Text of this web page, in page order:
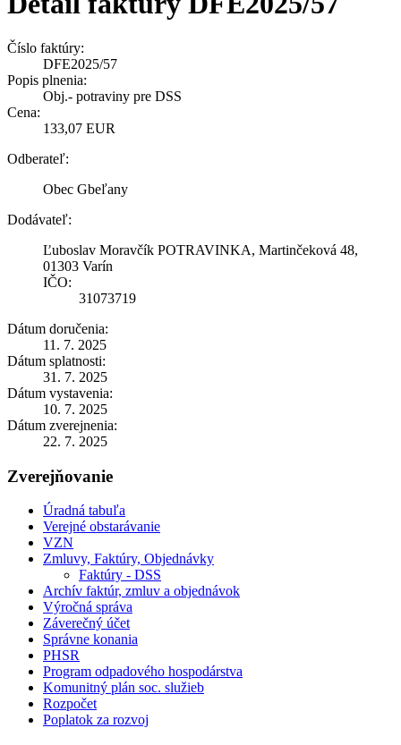
Číslo faktúry:
DFE2025/57
Popis plnenia:
Obj.- potraviny pre DSS
Cena:
133,07 EUR
Odberateľ:
Obec Gbeľany
Dodávateľ:
Ľuboslav Moravčík POTRAVINKA, Martinčeková 48,
01303 Varín
IČO:
31073719
Dátum doručenia:
11. 7. 2025
Dátum splatnosti:
31. 7. 2025
Dátum vystavenia:
10. 7. 2025
Dátum zverejnenia:
22. 7. 2025
Zverejňovanie
Úradná tabuľa
Verejné obstarávanie
VZN
Zmluvy, Faktúry, Objednávky
Faktúry - DSS
Archív faktúr, zmluv a objednávok
Výročná správa
Záverečný účet
Správne konania
PHSR
Program odpadového hospodárstva
Komunitný plán soc. služieb
Rozpočet
Poplatok za rozvoj